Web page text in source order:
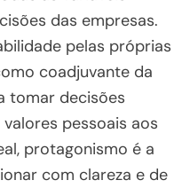
das empresas.
pelas próprias
coadjuvante da
tomar decisões
pessoais aos
protagonismo é a
com clareza e de